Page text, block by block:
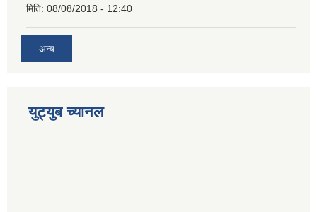
मिति: 08/08/2018 - 12:40
अन्य
युट्युब च्यानल